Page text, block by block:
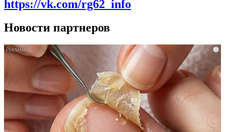
https://vk.com/rg62_info
Новости партнеров
i